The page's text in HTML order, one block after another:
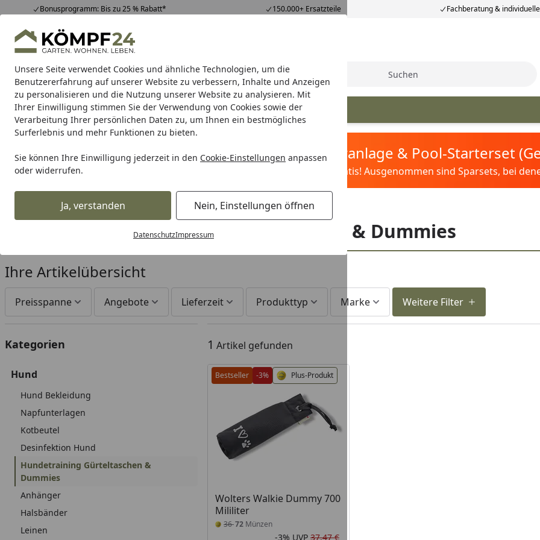
Unsere Seite verwendet Cookies und ähnliche Technologien, um die
Benutzererfahrung auf unserer Website zu verbessern, Inhalte und Anzeigen
zu personalisieren und die Nutzung unserer Website zu analysieren. Mit
Ihrer Einwilligung stimmen Sie der Verwendung von Cookies sowie der
Verarbeitung Ihrer persönlichen Daten zu, um Ihnen ein bestmögliches
Surferlebnis und mehr Funktionen zu bieten.
Sie können Ihre Einwilligung jederzeit in den Cookie-Einstellungen anpassen
oder widerrufen.
Ja, verstanden Nein, Einstellungen öffnen
DatenschutzImpressum
Bonusprogramm: Bis zu 25 % Rabatt* 150.000+ Ersatzteile Fachberatung &
Hotline07051 / 9 22 22
Mo-Fr. 8-16 Uhr 25.980 Bewertungen
Alle Produkte
Alle ProdukteHighlights Tipps & Tricks Suche
Wolters Hund Katze
Karibu Pools inkl. gratis Sandfilteranlage & Pool-Starterset
Dein Traumpool im Sorglos-Paket: Filter&Pflege gratis! Ausgenommen sind Sparsets, bei
Startseite
Hund Hundetraining Gürteltaschen & Dummies
Wolters Hundetraining Gürteltaschen & Dummies
Ihre Artikelübersicht
Preisspanne Angebote Lieferzeit Produkttyp Marke Weitere Filter
Kategorien
Hund
Hund Bekleidung
Napfunterlagen
Kotbeutel
Desinfektion Hund
Hundetraining Gürteltaschen &
Dummies
Anhänger
Halsbänder
Leinen
1 Artikel gefunden
Bestseller -3% Plus-Produkt
Wolters Walkie Dummy 700
Mililiter
3672 Münzen
-3% UVP 37,47 €